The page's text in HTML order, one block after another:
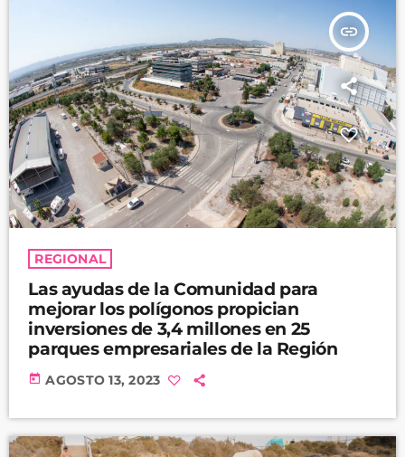
insert_link
REGIONAL
Las ayudas de la Comunidad para
mejorar los polígonos propician
inversiones de 3,4 millones en 25
parques empresariales de la Región
today AGOSTO 13, 2023